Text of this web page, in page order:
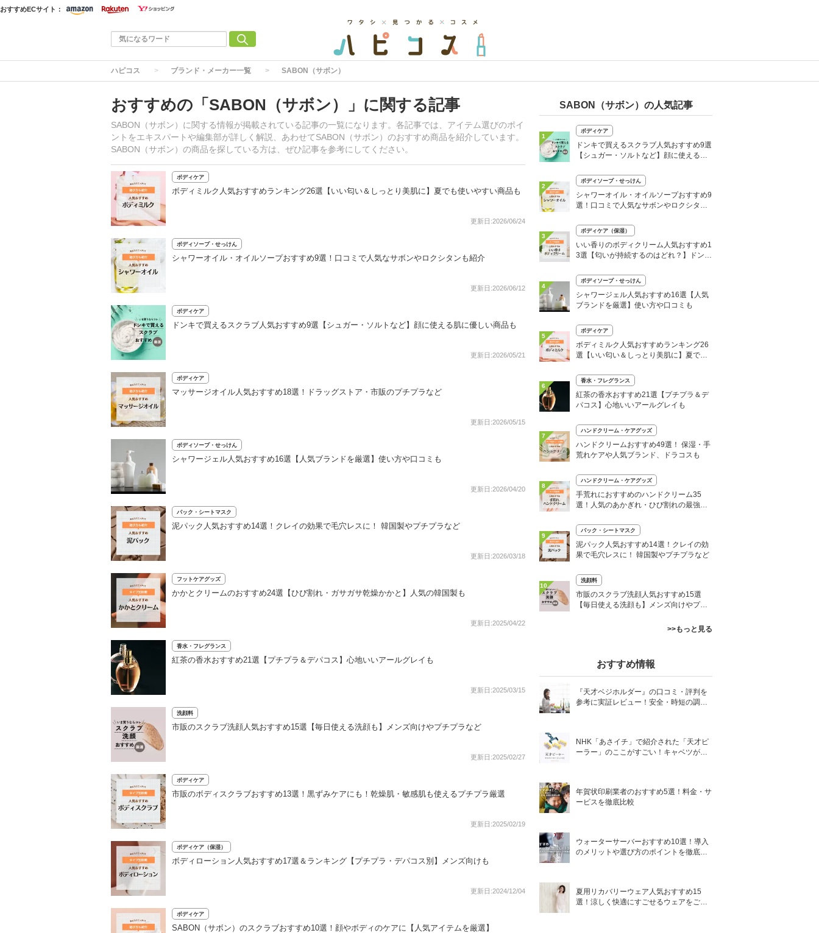
おすすめECサイト：
ハピコス ブランド・メーカー一覧 SABON（サボン）
おすすめの「SABON（サボン）」に関する記事
SABON（サボン）に関する情報が掲載されている記事の一覧になります。各記事では、アイテム選びのポイ
ントをエキスパートや編集部が詳しく解説、あわせてSABON（サボン）のおすすめ商品を紹介しています。
SABON（サボン）の商品を探している方は、ぜひ記事を参考にしてください。
ボディケア
ボディミルク人気おすすめランキング26選【いい匂い＆しっとり美肌に】夏でも使いやすい商品も
更新日:2026/06/24
ボディソープ・せっけん
シャワーオイル・オイルソープおすすめ9選！口コミで人気なサボンやロクシタンも紹介
更新日:2026/06/12
ボディケア
ドンキで買えるスクラブ人気おすすめ9選【シュガー・ソルトなど】顔に使える肌に優しい商品も
更新日:2026/05/21
ボディケア
マッサージオイル人気おすすめ18選！ドラッグストア・市販のプチプラなど
更新日:2026/05/15
ボディソープ・せっけん
シャワージェル人気おすすめ16選【人気ブランドを厳選】使い方や口コミも
更新日:2026/04/20
パック・シートマスク
泥パック人気おすすめ14選！クレイの効果で毛穴レスに！ 韓国製やプチプラなど
更新日:2026/03/18
フットケアグッズ
かかとクリームのおすすめ24選【ひび割れ・ガサガサ乾燥かかと】人気の韓国製も
更新日:2025/04/22
香水・フレグランス
紅茶の香水おすすめ21選【プチプラ＆デパコス】心地いいアールグレイも
更新日:2025/03/15
洗顔料
市販のスクラブ洗顔人気おすすめ15選【毎日使える洗顔も】メンズ向けやプチプラなど
更新日:2025/02/27
ボディケア
市販のボディスクラブおすすめ13選！黒ずみケアにも！乾燥肌・敏感肌も使えるプチプラ厳選
更新日:2025/02/19
ボディケア（保湿）
ボディローション人気おすすめ17選＆ランキング【プチプラ・デパコス別】メンズ向けも
更新日:2024/12/04
ボディケア
SABON（サボン）のスクラブおすすめ10選！顔やボディのケアに【人気アイテムを厳選】
SABON（サボン）の人気記事
1
ボディケア
ドンキで買えるスクラブ人気おすすめ9選
【シュガー・ソルトなど】顔に使える肌
2
ボディソープ・せっけん
シャワーオイル・オイルソープおすすめ9
選！口コミで人気なサボンやロクシタン
3
ボディケア（保湿）
いい香りのボディクリーム人気おすすめ1
3選【匂いが持続するのはどれ？】ドンキ
4
ボディソープ・せっけん
シャワージェル人気おすすめ16選【人気
ブランドを厳選】使い方や口コミも
5
ボディケア
ボディミルク人気おすすめランキング26
選【いい匂い＆しっとり美肌に】夏でも
6
香水・フレグランス
紅茶の香水おすすめ21選【プチプラ＆デ
パコス】心地いいアールグレイも
7
ハンドクリーム・ケアグッズ
ハンドクリームおすすめ49選！ 保湿・手
荒れケアや人気ブランド、ドラコスも
8
ハンドクリーム・ケアグッズ
手荒れにおすすめのハンドクリーム35
選！人気のあかぎれ・ひび割れの最強ア
9
パック・シートマスク
泥パック人気おすすめ14選！クレイの効
果で毛穴レスに！ 韓国製やプチプラなど
10
洗顔料
市販のスクラブ洗顔人気おすすめ15選
【毎日使える洗顔も】メンズ向けやプチ
>>もっと見る
おすすめ情報
『天才ベジホルダー』の口コミ・評判を
参考に実証レビュー！安全・時短の調理
NHK「あさイチ」で紹介された「天才ピ
ーラー」のここがすごい！キャベツがほ
年賀状印刷業者のおすすめ5選！料金・サ
ービスを徹底比較
ウォーターサーバーおすすめ10選！導入
のメリットや選び方のポイントを徹底解
夏用リカバリーウェア人気おすすめ15
選！涼しく快適にすごせるウェアをご紹